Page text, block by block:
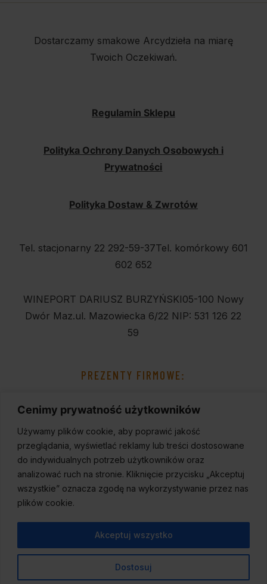
Cenimy prywatność użytkowników
Używamy plików cookie, aby poprawić jakość
przeglądania, wyświetlać reklamy lub treści dostosowane
do indywidualnych potrzeb użytkowników oraz
analizować ruch na stronie. Kliknięcie przycisku „Akceptuj
wszystkie” oznacza zgodę na wykorzystywanie przez nas
plików cookie.
Dostosuj
Akceptuj wszystko
Dostarczamy smakowe Arcydzieła na miarę
Twoich Oczekiwań.
Regulamin Sklepu
Polityka Ochrony Danych Osobowych i
Prywatności
Polityka Dostaw & Zwrotów
Tel. stacjonarny 22 292-59-37Tel. komórkowy 601
602 652
WINEPORT DARIUSZ BURZYŃSKI05-100 Nowy
Dwór Maz.ul. Mazowiecka 6/22 NIP: 531 126 22
59
PREZENTY FIRMOWE: